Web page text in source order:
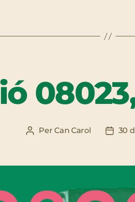
Autor
PerCan Carol
Data
30